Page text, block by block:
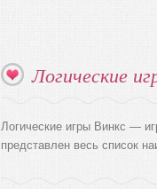
Логические
Логические игры Винкс —
представлен весь список